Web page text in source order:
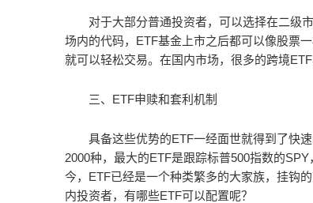
对于大部分普通投资者，可以选择在二级
场内的代码，ETF基金上市之后都可以像股票
就可以轻松交易。在国内市场，很多的跨境
三、ETF申赎和套利机制
具备这些优势的ETF一经面世就得到了快
2000种，最大的ETF是跟踪标普500指数的
今，ETF已经是一个种类繁多的大家族，挂钩
内投资者，有哪些ETF可以配置呢？